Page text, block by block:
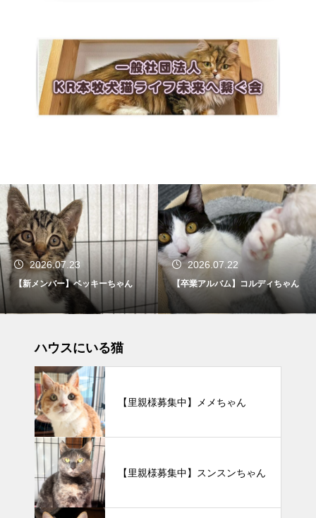
2026.07.23
【新メンバー】ベッキーちゃん
2026.07.22
【卒業アルバム】コルディちゃん
ハウスにいる猫
【里親様募集中】メメちゃん
【里親様募集中】スンスンちゃん